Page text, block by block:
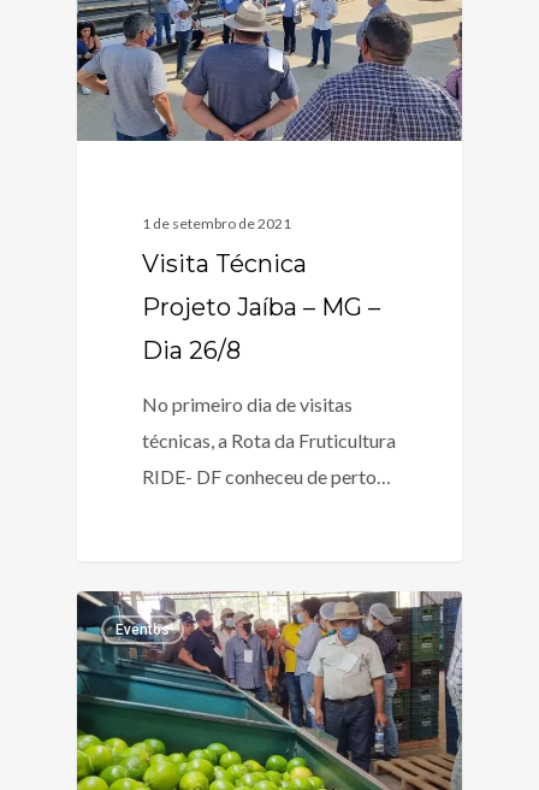
1 de setembro de 2021
Visita Técnica
Projeto Jaíba – MG –
Dia 26/8
No primeiro dia de visitas
técnicas, a Rota da Fruticultura
RIDE- DF conheceu de perto…
Eventos